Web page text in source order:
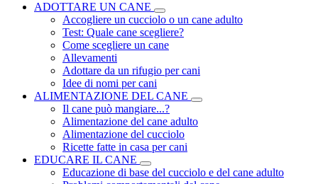
ADOTTARE UN CANE
Accogliere un cucciolo o un cane adulto
Test: Quale cane scegliere?
Come scegliere un cane
Allevamenti
Adottare da un rifugio per cani
Idee di nomi per cani
ALIMENTAZIONE DEL CANE
Il cane può mangiare...?
Alimentazione del cane adulto
Alimentazione del cucciolo
Ricette fatte in casa per cani
EDUCARE IL CANE
Educazione di base del cucciolo e del cane adulto